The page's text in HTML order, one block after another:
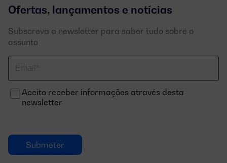
Ofertas, lançamentos e notícias
Subscreva a newsletter para saber tudo sobre o
assunto
electrónico
Aceito receber informações através desta
newsletter